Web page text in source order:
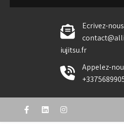
Alliance
Ecrivez-nous
iujitsu.fr
Appelez-